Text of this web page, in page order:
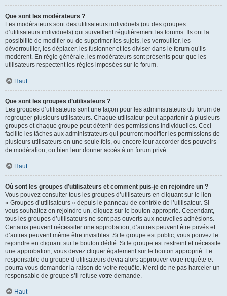
Que sont les modérateurs ?
Les modérateurs sont des utilisateurs individuels (ou des groupes
d’utilisateurs individuels) qui surveillent régulièrement les forums. Ils ont la
possibilité de modifier ou de supprimer les sujets, les verrouiller, les
déverrouiller, les déplacer, les fusionner et les diviser dans le forum qu’ils
modèrent. En règle générale, les modérateurs sont présents pour que les
utilisateurs respectent les règles imposées sur le forum.
Haut
Que sont les groupes d’utilisateurs ?
Les groupes d’utilisateurs sont une façon pour les administrateurs du forum de
regrouper plusieurs utilisateurs. Chaque utilisateur peut appartenir à plusieurs
groupes et chaque groupe peut détenir des permissions individuelles. Ceci
facilite les tâches aux administrateurs qui pourront modifier les permissions de
plusieurs utilisateurs en une seule fois, ou encore leur accorder des pouvoirs
de modération, ou bien leur donner accès à un forum privé.
Haut
Où sont les groupes d’utilisateurs et comment puis-je en rejoindre un ?
Vous pouvez consulter tous les groupes d’utilisateurs en cliquant sur le lien
« Groupes d’utilisateurs » depuis le panneau de contrôle de l’utilisateur. Si
vous souhaitez en rejoindre un, cliquez sur le bouton approprié. Cependant,
tous les groupes d’utilisateurs ne sont pas ouverts aux nouvelles adhésions.
Certains peuvent nécessiter une approbation, d’autres peuvent être privés et
d’autres peuvent même être invisibles. Si le groupe est public, vous pouvez le
rejoindre en cliquant sur le bouton dédié. Si le groupe est restreint et nécessite
une approbation, vous devez cliquer également sur le bouton approprié. Le
responsable du groupe d’utilisateurs devra alors approuver votre requête et
pourra vous demander la raison de votre requête. Merci de ne pas harceler un
responsable de groupe s’il refuse votre demande.
Haut